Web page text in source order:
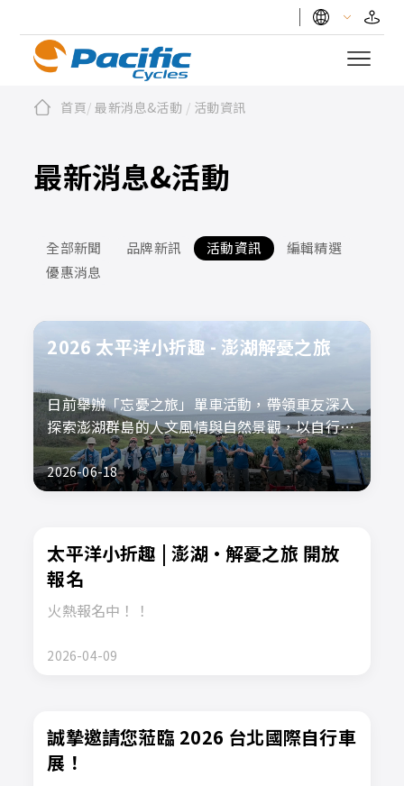
首頁/ 最新消息&活動 / 活動資訊
最新消息&活動
全部新聞 品牌新訊 活動資訊
編輯精選
優惠消息
2026 太平洋小折趣 - 澎湖解憂之旅
日前舉辦「忘憂之旅」單車活動，帶領車友深入
探索澎湖群島的人文風情與自然景觀，以自行車
慢遊的方式感受海島獨有的魅力。
2026-06-18
太平洋小折趣 | 澎湖·解憂之旅 開放
報名
火熱報名中！！
2026-04-09
誠摯邀請您蒞臨 2026 台北國際自行車
展！